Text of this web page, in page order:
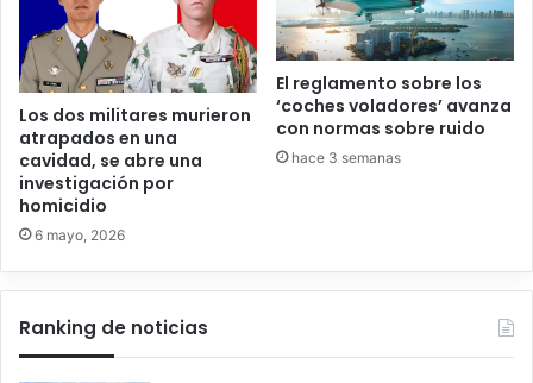
Los dos militares murieron
atrapados en una
cavidad, se abre una
investigación por
homicidio
6 mayo, 2026
El reglamento sobre los
‘coches voladores’ avanza
con normas sobre ruido
hace 3 semanas
Ranking de noticias